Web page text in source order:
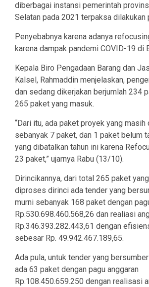
diberbagai instansi pemerintah
Selatan pada 2021 terpaksa dilakukan
Penyebabnya karena adanya
karena dampak pandemi COVID-19 di
Kepala Biro Pengadaan Barang dan
Kalsel, Rahmaddin menjelaskan,
dan sedang dikerjakan berjumlah 234
265 paket yang masuk.
“Dari itu, ada paket proyek yang
sebanyak 7 paket, dan 1 paket belum
yang dibatalkan tahun ini karena
23 paket,” ujarnya Rabu (13/10).
Dirincikannya, dari total 265 paket
diproses dirinci ada tender yang
murni sebanyak 168 paket dengan
Rp.530.698.460.568,26 dan realiasi
Rp.346.393.282.443,61 dengan
sebesar Rp. 49.942.467.189,65.
Ada pula, untuk tender yang
ada 63 paket dengan pagu anggaran
Rp.108.450.659.250 dengan realisasi